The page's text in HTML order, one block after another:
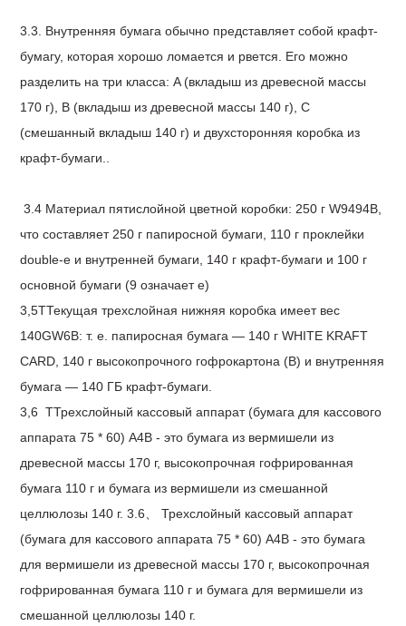
3.3. Внутренняя бумага обычно представляет собой крафт-
бумагу, которая хорошо ломается и рвется. Его можно
разделить на три класса: A (вкладыш из древесной массы
170 г), B (вкладыш из древесной массы 140 г), C
(смешанный вкладыш 140 г) и двухсторонняя коробка из
крафт-бумаги.
3.4 Материал пятислойной цветной коробки: 250 г W9494B,
что составляет 250 г папиросной бумаги, 110 г проклейки
double-e и внутренней бумаги, 140 г крафт-бумаги и 100 г
основной бумаги (9 означает e)
3,5ТТекущая трехслойная нижняя коробка имеет вес
140GW6B: т. е. папиросная бумага — 140 г WHITE KRAFT
CARD, 140 г высокопрочного гофрокартона (B) и внутренняя
бумага — 140 ГБ крафт-бумаги.
3,6 ТТрехслойный кассовый аппарат (бумага для кассового
аппарата 75 * 60) A4B - это бумага из вермишели из
древесной массы 170 г, высокопрочная гофрированная
бумага 110 г и бумага из вермишели из смешанной
целлюлозы 140 г. 3.6、 Трехслойный кассовый аппарат
(бумага для кассового аппарата 75 * 60) A4B - это бумага
для вермишели из древесной массы 170 г, высокопрочная
гофрированная бумага 110 г и бумага для вермишели из
смешанной целлюлозы 140 г.